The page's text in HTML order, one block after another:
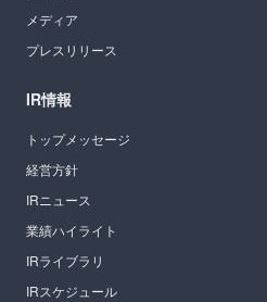
メディア
プレスリリース
IR情報
トップメッセージ
経営方針
IRニュース
業績ハイライト
IRライブラリ
IRスケジュール